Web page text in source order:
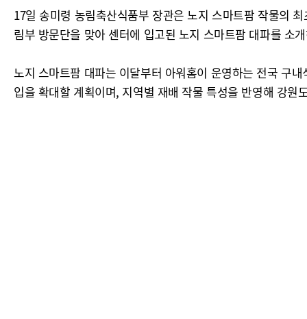
17일 송미령 농림축산식품부 장관은 노지 스마트팜 작물의
림부 방문단을 맞아 센터에 입고된 노지 스마트팜 대파를 소
노지 스마트팜 대파는 이달부터 아워홈이 운영하는 전국 구
입을 확대할 계획이며, 지역별 재배 작물 특성을 반영해 강